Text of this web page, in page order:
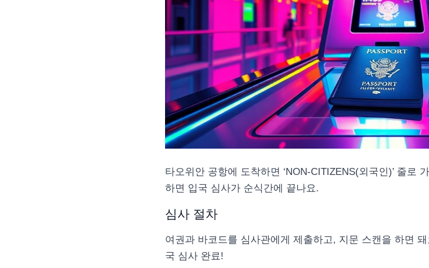
타오위안 공항에 도착하면 ‘NON-CITIZENS(외국인)’ 줄로
하면 입국 심사가 순식간에 끝나요.
심사 절차
여권과 바코드를 심사관에게 제출하고, 지문 스캔을 하면
국 심사 완료!